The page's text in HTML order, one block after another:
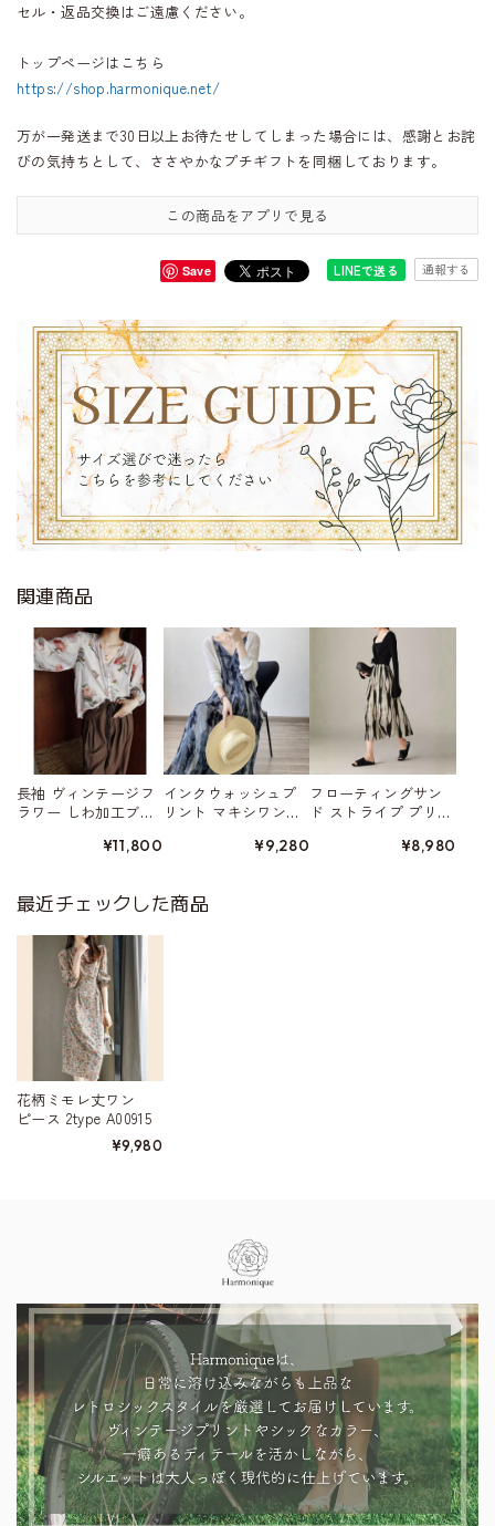
セル・返品交換はご遠慮ください。
トップページはこちら
https://shop.harmonique.net/
万が一発送まで30日以上お待たせしてしまった場合には、感謝とお詫
びの気持ちとして、ささやかなプチギフトを同梱しております。
この商品をアプリで見る
Save LINEで送る 通報する
関連商品
長袖 ヴィンテージフ
ラワー しわ加工ブラ
¥11,800
インクウォッシュプ
リント マキシワン
¥9,280
フローティングサン
ド ストライプ プリー
¥8,980
最近チェックした商品
花柄ミモレ丈ワン
ピース 2type A00915
¥9,980